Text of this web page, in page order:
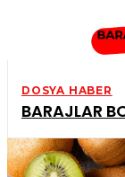
DOSYA HABER
BARAJLAR